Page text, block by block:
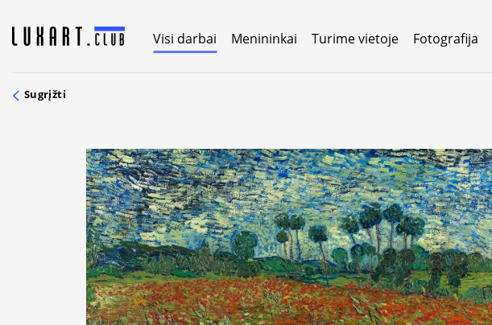
content
Visi darbai Menininkai Turime vietoje Fotografija
Sugrįžti